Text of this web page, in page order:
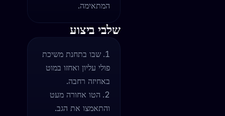
המתאימה.
שלבי ביצוע
שבו בתחנת משיכת
פולי עליון ואחזו במוט
באחיזה רחבה.
הטו אחורה מעט
והתאמצו את הגב.